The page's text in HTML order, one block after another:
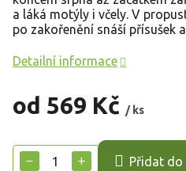
od 569 Kč / ks
cena:
+
− Přidat do
a láká motýly i včely. V
po zakořenění snáší přísušek
Detailní informace